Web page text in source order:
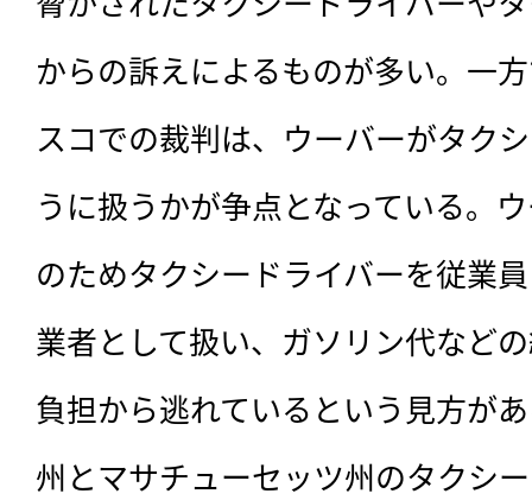
からの訴えによるものが多い。一
スコでの裁判は、ウーバーがタク
うに扱うかが争点となっている。
のためタクシードライバーを従業
業者として扱い、ガソリン代など
負担から逃れているという見方が
州とマサチューセッツ州のタクシ